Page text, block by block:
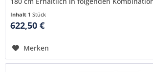
Inhalt 1 Stück
622,50 €
Merken